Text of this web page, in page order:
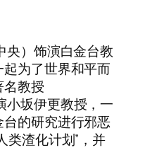
央）饰演白金台教
为了世界和平而
教授
小坂伊更教授，一
的研究进行邪恶
类渣化计划”，并